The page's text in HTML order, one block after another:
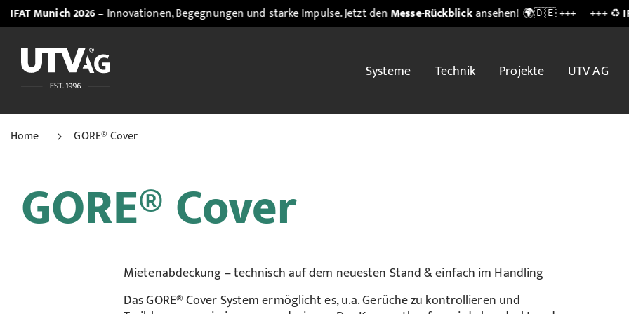
2026– Innovationen, Begegnungen und starke Impulse. Jetzt denMesse-Rückblickansehen! 🌍🇩🇪 +++ +++ ♻️IFAT Munich
Systeme Technik Projekte UTV AG
Home GORE® Cover
GORE® Cover
Mietenabdeckung – technisch auf dem neuesten Stand & einfach im Handling
Das GORE® Cover System ermöglicht es, u.a. Gerüche zu kontrollieren und